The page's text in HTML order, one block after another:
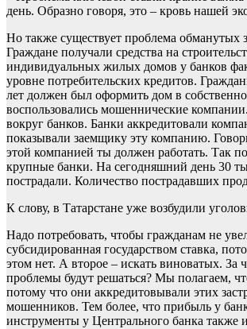
день. Образно говоря, это – кровь нашей
Но также существует проблема обманутых
Граждане получали средства на
индивидуальных жилых домов у банков
уровне потребительских кредитов.
лет должен был оформить дом в
воспользовались мошеннические
вокруг банков. Банки аккредитовали
показывали заемщику эту компанию.
этой компанией ты должен работать. Так
крупные банки. На сегодняшний день 30
пострадали. Количество пострадавших
К слову, в Татарстане уже возбудили
Надо потребовать, чтобы гражданам не
субсидированная государством ставка,
этом нет. А второе – искать виноватых. За
проблемы будут решаться? Мы полагаем,
потому что они аккредитовывали этих
мошенников. Тем более, что прибыль у
инструменты у Центрального банка также